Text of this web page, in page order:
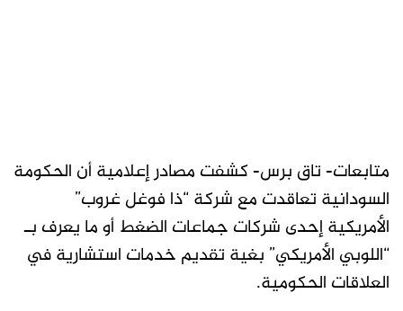
متابعات- تاق برس- كشفت مصادر إعلامية أن الحكومة
السودانية تعاقدت مع شركة “ذا فوغل غروب”
الأمريكية إحدى شركات جماعات الضغط أو ما يعرف بـ
“اللوبي الأمريكي” بغية تقديم خدمات استشارية في
العلاقات الحكومية.